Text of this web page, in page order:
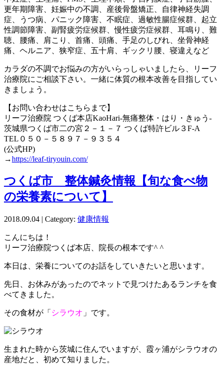
更年期障害、妊娠中の不調、産後骨盤矯正、自律神経失調
症、うつ病、パニック障害、不眠症、過敏性腸症候群、起立
性調節障害、副腎疲労症候群、慢性疲労症候群、耳鳴り、難
聴、腰痛、肩こり、首痛、頭痛、手足のしびれ、坐骨神経
痛、ヘルニア、狭窄症、五十肩、ギックリ腰、寝違えなど
カラダの不調でお悩みの方がいらっしゃいましたら、リーフ
治療院にご相談下さい。一緒に体質の根本改善を目指してい
きましょう。
【お問い合わせはこちらまで】
リーフ治療院 つくば本店KaoHari-無痛整体・はり・きゅう-
茨城県つくば市二の宮２－１－７ つくば特許ビル３F-A
TEL０５０－５８９７－９３５４
(公式HP)
→https://leaf-tiryouin.com/
つくば市 整体鍼灸情報【旬な食べ物
の栄養素について】
2018.09.04 | Category: 健康情報
こんにちは！
リーフ治療院つくば本店、院長の根本です^ ^
本日は、栄養についてのお話をしていきたいと思います。
先日、お休みがあったのでネットで見つけたあるランチを食
べてきました。
その食材が「 シラウオ 」です。
生まれた時から茨城に住んでいますが、霞ヶ浦がシラウオの
産地だと、初めて知りました。